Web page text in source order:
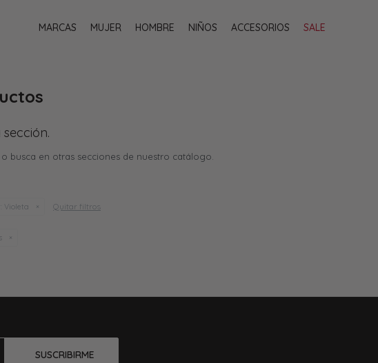
MARCAS MUJER HOMBRE NIÑOS ACCESORIOS SALE
busca en otras secciones de nuestro catálogo.
Violeta Quitar filtros
SUSCRIBIRME